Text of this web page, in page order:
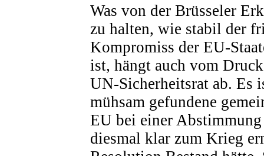
Was von der Brüsseler
zu halten, wie stabil der
Kompromiss der EU-
ist, hängt auch vom
UN-Sicherheitsrat ab. Es
mühsam gefundene
EU bei einer
diesmal klar zum Krieg